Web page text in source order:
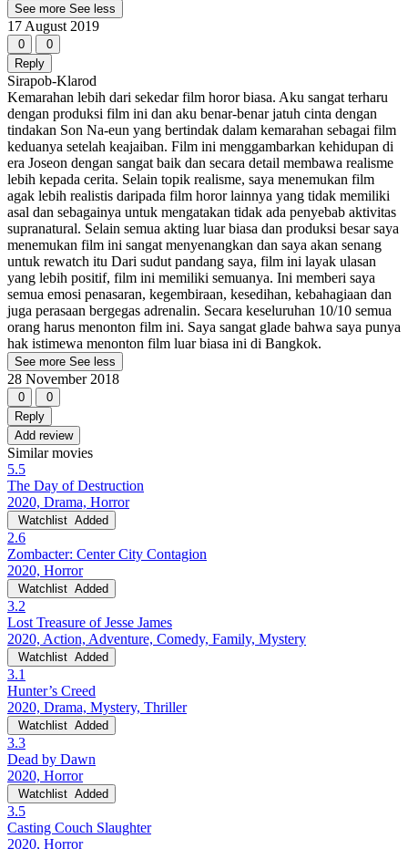
See more See less
17 August 2019
0
0
Reply
Sirapob-Klarod
Kemarahan lebih dari sekedar film horor biasa. Aku sangat terharu
dengan produksi film ini dan aku benar-benar jatuh cinta dengan
tindakan Son Na-eun yang bertindak dalam kemarahan sebagai film
keduanya setelah keajaiban. Film ini menggambarkan kehidupan di
era Joseon dengan sangat baik dan secara detail membawa realisme
lebih kepada cerita. Selain topik realisme, saya menemukan film
agak lebih realistis daripada film horor lainnya yang tidak memiliki
asal dan sebagainya untuk mengatakan tidak ada penyebab aktivitas
supranatural. Selain semua akting luar biasa dan produksi besar saya
menemukan film ini sangat menyenangkan dan saya akan senang
untuk rewatch itu Dari sudut pandang saya, film ini layak ulasan
yang lebih positif, film ini memiliki semuanya. Ini memberi saya
semua emosi penasaran, kegembiraan, kesedihan, kebahagiaan dan
juga perasaan bergegas adrenalin. Secara keseluruhan 10/10 semua
orang harus menonton film ini. Saya sangat glade bahwa saya punya
hak istimewa menonton film luar biasa ini di Bangkok.
See more See less
28 November 2018
0
0
Reply
Add review
Similar movies
5.5
The Day of Destruction
2020, Drama, Horror
Watchlist Added
2.6
Zombacter: Center City Contagion
2020, Horror
Watchlist Added
3.2
Lost Treasure of Jesse James
2020, Action, Adventure, Comedy, Family, Mystery
Watchlist Added
3.1
Hunter’s Creed
2020, Drama, Mystery, Thriller
Watchlist Added
3.3
Dead by Dawn
2020, Horror
Watchlist Added
3.5
Casting Couch Slaughter
2020, Horror